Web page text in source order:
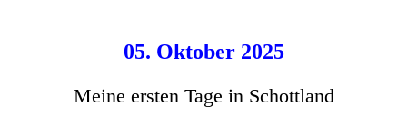
05. Oktober 2025
Meine ersten Tage in Schottland